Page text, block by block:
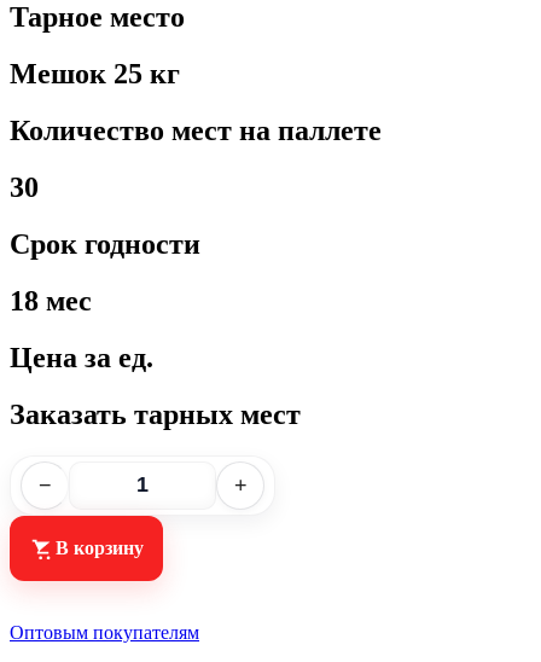
Тарное место
Мешок 25 кг
Количество мест на паллете
30
Срок годности
18 мес
Цена за ед.
Заказать тарных мест
− +
В корзину
Оптовым покупателям